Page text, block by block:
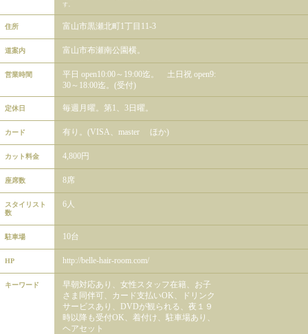
す。
住所 富山市黒瀬北町1丁目11-3
道案内 富山市布瀬南公園横。
営業時間
平日 open10:00～19:00迄。 土日祝 open9:
30～18:00迄。(受付)
定休日 毎週月曜。第1、3日曜。
カード 有り。(VISA、master ほか)
カット料金 4,800円
座席数 8席
スタイリスト
数
6人
駐車場 10台
HP http://belle-hair-room.com/
キーワード
早朝対応あり、女性スタッフ在籍、お子
さま同伴可、カード支払いOK、ドリンク
サービスあり、DVDが観られる、夜１９
時以降も受付OK、着付け、駐車場あり、
ヘアセット